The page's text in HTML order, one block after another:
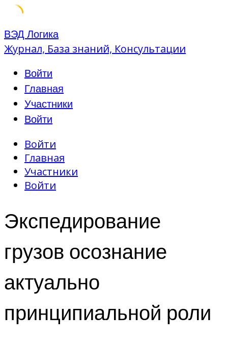
Skip
to
ВЭД Логика
Журнал, База знаний, Консультации
Войти
Главная
Участники
Войти
Войти
Главная
Участники
Войти
Экспедирование
грузов осознание
актуально
принципиальной роли